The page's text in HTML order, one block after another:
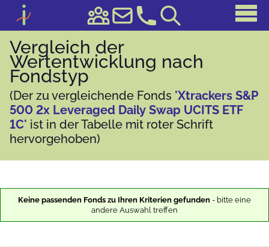
Vergleich der
Wertentwicklung nach
Fondstyp
(Der zu vergleichende Fonds 'Xtrackers S&P
500 2x Leveraged Daily Swap UCITS ETF
1C' ist in der Tabelle mit roter Schrift
hervorgehoben)
Keine passenden Fonds zu Ihren Kriterien gefunden- bitte eine
andere Auswahl treffen